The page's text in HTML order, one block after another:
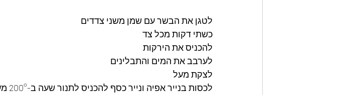
לטגן את הבשר עם שמן משני צדדים
כשתי דקות מכל צד
להכניס את הירקות
לערבב את המים והתבלינים
לצקת מעל
לכסות בנייר אפיה ונייר כסף להכניס לתנור שעה ב-200° מעלות